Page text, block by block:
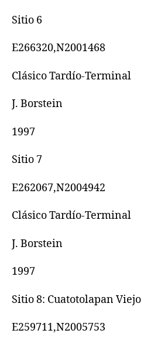
Sitio 6
E266320,N2001468
Clásico Tardío-Terminal
J. Borstein
1997
Sitio 7
E262067,N2004942
Clásico Tardío-Terminal
J. Borstein
1997
Sitio 8: Cuatotolapan Viejo
E259711,N2005753